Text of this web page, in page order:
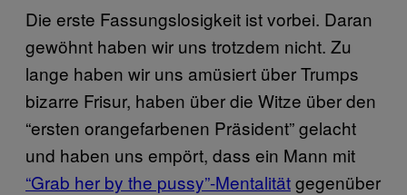
Die erste Fassungslosigkeit ist vorbei. Daran
gewöhnt haben wir uns trotzdem nicht. Zu
lange haben wir uns amüsiert über Trumps
bizarre Frisur, haben über die Witze über den
“ersten orangefarbenen Präsident” gelacht
und haben uns empört, dass ein Mann mit
“Grab her by the pussy”-Mentalitätgegenüber